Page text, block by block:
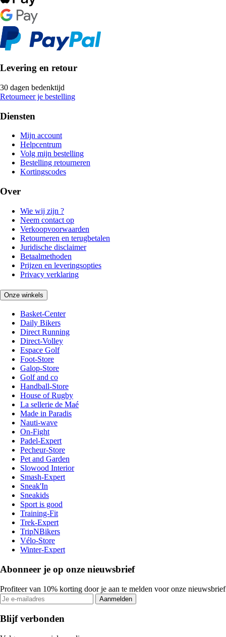
Levering en retour
30 dagen bedenktijd
Retourneer je bestelling
Diensten
Mijn account
Helpcentrum
Volg mijn bestelling
Bestelling retourneren
Kortingscodes
Over
Wie wij zijn ?
Neem contact op
Verkoopvoorwaarden
Retourneren en terugbetalen
Juridische disclaimer
Betaalmethoden
Prijzen en leveringsopties
Privacy verklaring
Onze winkels
Basket-Center
Daily Bikers
Direct Running
Direct-Volley
Espace Golf
Foot-Store
Galop-Store
Golf and co
Handball-Store
House of Rugby
La sellerie de Maé
Made in Paradis
Nauti-wave
On-Fight
Padel-Expert
Pecheur-Store
Pet and Garden
Slowood Interior
Smash-Expert
Sneak'In
Sneakids
Sport is good
Training-Fit
Trek-Expert
TripNBikers
Vélo-Store
Winter-Expert
Abonneer je op onze nieuwsbrief
Profiteer van 10% korting door je aan te melden voor onze nieuwsbrief
Aanmelden
Blijf verbonden